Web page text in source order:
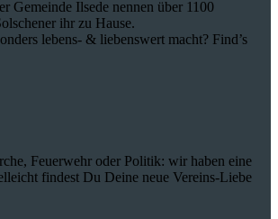
Gemeinde Ilsede nennen über 1100
ihr zu Hause.
lebens- & liebenswert macht? Find’s
Feuerwehr oder Politik: wir haben eine
findest Du Deine neue Vereins-Liebe